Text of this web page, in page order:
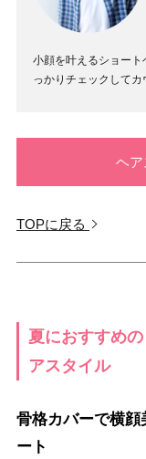
小顔を叶えるショー
っかりチェックしてカ
ヘア
TOPに戻る
夏におすすめ
アスタイル
骨格カバーで横顔
ート